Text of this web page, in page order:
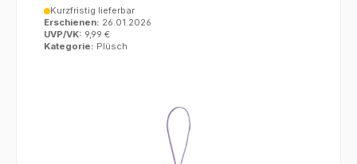
Kurzfristig lieferbar
Erschienen: 26.01.2026
UVP/VK: 9,99 €
Kategorie: Plüsch